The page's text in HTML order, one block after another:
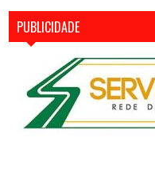
PUBLICIDADE